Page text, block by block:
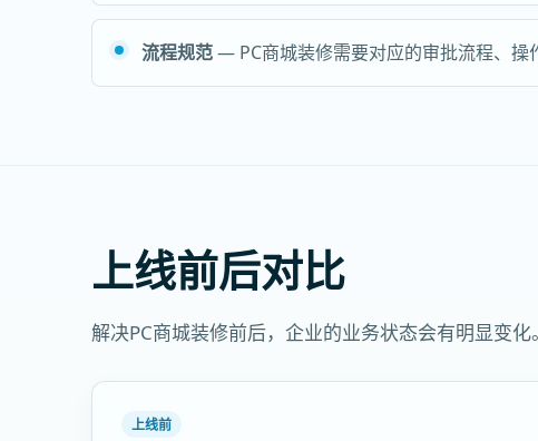
流程规范— PC商城装修需要对应的审批流程、操
上线前后对比
解决PC商城装修前后，企业的业务状态会有明显变
上线前